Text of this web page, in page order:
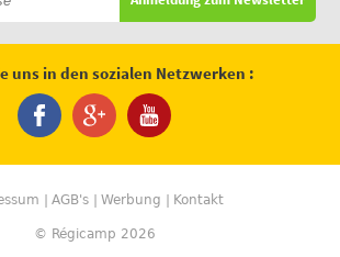
uns in den sozialen Netzwerken :
AGB's Werbung Kontakt
© Régicamp 2026